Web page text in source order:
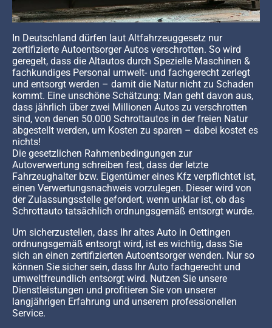
In Deutschland dürfen laut Altfahrzeuggesetz nur
zertifizierte Autoentsorger Autos verschrotten. So wird
geregelt, dass die Altautos durch Spezielle Maschinen &
fachkundiges Personal umwelt- und fachgerecht zerlegt
und entsorgt werden – damit die Natur nicht zu Schaden
kommt. Eine unschöne Schätzung: Man geht davon aus,
dass jährlich über zwei Millionen Autos zu verschrotten
sind, von denen 50.000 Schrottautos in der freien Natur
abgestellt werden, um Kosten zu sparen – dabei kostet es
nichts!
Die gesetzlichen Rahmenbedingungen zur
Autoverwertung schreiben fest, dass der letzte
Fahrzeughalter bzw. Eigentümer eines Kfz verpflichtet ist,
einen Verwertungsnachweis vorzulegen. Dieser wird von
der Zulassungsstelle gefordert, wenn unklar ist, ob das
Schrottauto tatsächlich ordnungsgemäß entsorgt wurde.
Um sicherzustellen, dass Ihr altes Auto in Oettingen
ordnungsgemäß entsorgt wird, ist es wichtig, dass Sie
sich an einen zertifizierten Autoentsorger wenden. Nur so
können Sie sicher sein, dass Ihr Auto fachgerecht und
umweltfreundlich entsorgt wird. Nutzen Sie unsere
Dienstleistungen und profitieren Sie von unserer
langjährigen Erfahrung und unserem professionellen
Service.